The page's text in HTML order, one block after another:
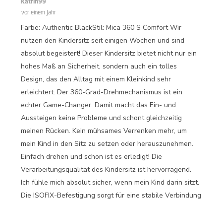
vor einem Jahr
Farbe: Authentic BlackStil: Mica 360 S Comfort Wir
nutzen den Kindersitz seit einigen Wochen und sind
absolut begeistert! Dieser Kindersitz bietet nicht nur ein
hohes Maß an Sicherheit, sondern auch ein tolles
Design, das den Alltag mit einem Kleinkind sehr
erleichtert. Der 360-Grad-Drehmechanismus ist ein
echter Game-Changer. Damit macht das Ein- und
Aussteigen keine Probleme und schont gleichzeitig
meinen Rücken. Kein mühsames Verrenken mehr, um
mein Kind in den Sitz zu setzen oder herauszunehmen.
Einfach drehen und schon ist es erledigt! Die
Verarbeitungsqualität des Kindersitz ist hervorragend.
Ich fühle mich absolut sicher, wenn mein Kind darin sitzt.
Die ISOFIX-Befestigung sorgt für eine stabile Verbindung